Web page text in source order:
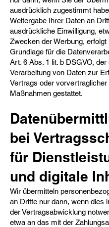
ausdrücklich zugestimmt
Weitergabe Ihrer Daten an
ausdrückliche Einwilligung,
Zwecken der Werbung, erfolgt
Grundlage für die
Art. 6 Abs. 1 lit. b DSGVO, der
Verarbeitung von Daten zur
Vertrags oder vorvertraglicher
Maßnahmen gestattet.
bei
für
und digitale
Wir übermitteln
an Dritte nur dann, wenn dies
der Vertragsabwicklung
etwa an das mit der